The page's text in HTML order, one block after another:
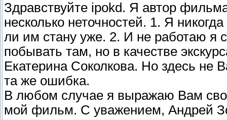
Здравствуйте ipokd. Я автор
несколько неточностей. 1. Я
ли им стану уже. 2. И не работаю я
побывать там, но в качестве
Екатерина Соколкова. Но здесь не
та же ошибка.
В любом случае я выражаю Вам
мой фильм. С уважением, Андрей